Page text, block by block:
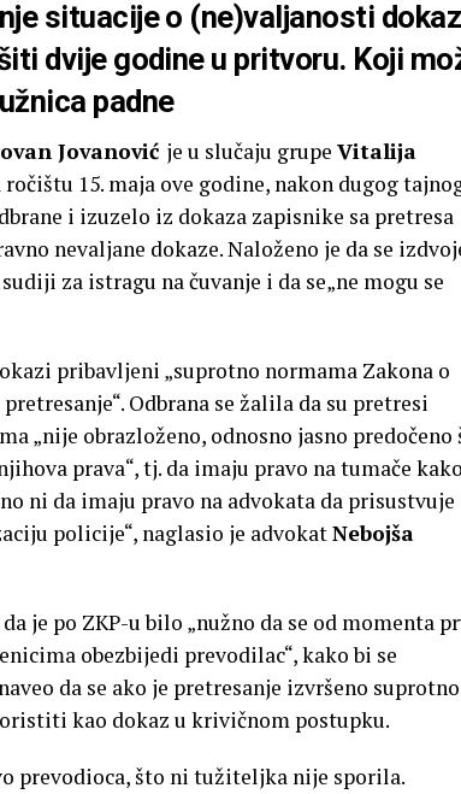
situacije o (ne)valjanosti
dvije godine u pritvoru. Koji
padne
Jovanović je u slučaju grupe Vitalija
15. maja ove godine, nakon dugog
i izuzelo iz dokaza zapisnike sa pretresa
nevaljane dokaze. Naloženo je da se
za istragu na čuvanje i da se„ne mogu se
pribavljeni „suprotno normama Zakona o
Odbrana se žalila da su pretresi
„nije obrazloženo, odnosno jasno predočeno
prava“, tj. da imaju pravo na tumače
ni da imaju pravo na advokata da prisustvuje
policije“, naglasio je advokatNebojša
je po ZKP-u bilo „nužno da se od momenta
obezbijedi prevodilac“, kako bi se
da se ako je pretresanje izvršeno suprotno
kao dokaz u krivičnom postupku.
prevodioca, što ni tužiteljka nije sporila.